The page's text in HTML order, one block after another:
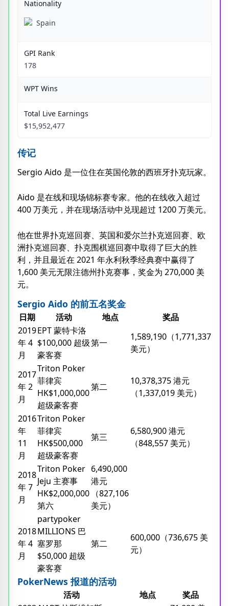
Nationality
Spain
GPI Rank
178
WPT Wins
Total Live Earnings
$15,952,477
传记
Sergio Aido 是一位住在英国伦敦的西班牙扑克玩家。
Aido 是在线和现场锦标赛专家。他的在线收入超过
400 万美元，并在现场活动中兑现超过 1200 万美元。
他在世界扑克巡回赛、英国和爱尔兰扑克巡回赛、欧
洲扑克巡回赛、扑克围棋巡回赛中取得了巨大的胜
利，并且最近在 2021 年永利秋季经典赛中赢得了
1,600 美元无限注德州扑克赛事，奖金为 270,000 美
元。
Sergio Aido 的前五名奖金
日期 活动 地点
奖品
2019
年 4
月
EPT 蒙特卡洛
$100,000 超级
豪客赛
第一
1,589,190（1,771,337
美元）
2017
年 2
月
Triton Poker
菲律宾
HK$1,000,000
超级豪客赛
第二
10,378,375 港元
（1,337,019 美元）
2016
年
11
月
Triton Poker
菲律宾
HK$500,000
超级豪客赛
第三
6,580,900 港元
（848,557 美元）
2018
年 7
月
Triton Poker
Jeju 主赛事
HK$2,000,000
第六
6,490,000
港元
（827,106
美元）
2018
年 4
月
partypoker
MILLIONS 巴
塞罗那
$50,000 超级
豪客赛
第二
600,000（736,675 美
元）
PokerNews 报道的活动
活动 地点
奖品